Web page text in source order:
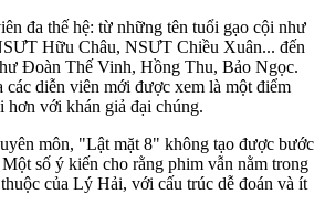
đa thế hệ: từ những tên tuổi gạo cội như
Hữu Châu, NSƯT Chiều Xuân... đến
Đoàn Thế Vinh, Hồng Thu, Bảo Ngọc.
các diễn viên mới được xem là một điểm
hơn với khán giả đại chúng.
môn, "Lật mặt 8" không tạo được bước
số ý kiến cho rằng phim vẫn nằm trong
của Lý Hải, với cấu trúc dễ đoán và ít